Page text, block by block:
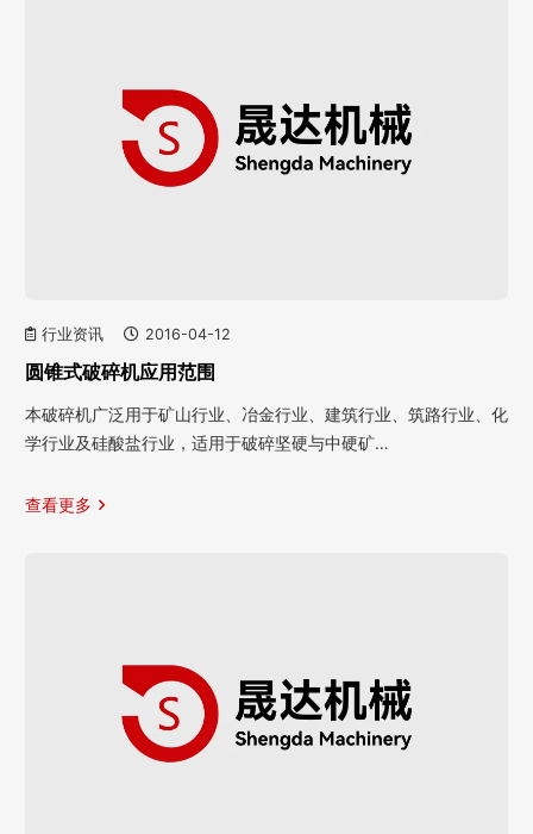
行业资讯 2016-04-12
圆锥式破碎机应用范围
本破碎机广泛用于矿山行业、冶金行业、建筑行业、筑路行业、化
学行业及硅酸盐行业，适用于破碎坚硬与中硬矿…
查看更多